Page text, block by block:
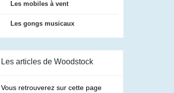
Les mobiles à vent
Les gongs musicaux
Les articles de Woodstock
Vous retrouverez sur cette page